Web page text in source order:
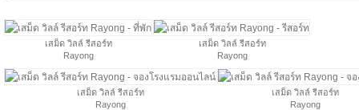
เสม็ด วิลล์ รีสอร์ท
Rayong
เสม็ด วิลล์ รีสอร์ท
Rayong
เสม็ด วิลล์ รีสอร์ท
Rayong
เสม็ด วิลล์ รีสอร์ท
Rayong